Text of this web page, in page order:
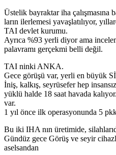
Üstelik bayraktar iha çalışmasına
ların ilerlemesi yavaşlatılıyor,
TAI devlet kurumu.
Ayrıca %93 yerli diyor ama
palavramı gerçekmi belli değil.
TAI ninki ANKA.
Gece görüşü var, yerli en büyük
İniş, kalkış, seyrüsefer hep
yüklü halde 18 saat havada
var.
1 yıl önce ilk operasyonunda 5
Bu iki IHA nın üretimide,
Gündüz gece Görüş ve seyir
aselsandan